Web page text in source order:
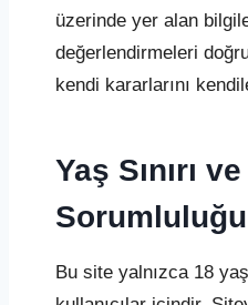
üzerinde yer alan
değerlendirmeleri
kendi kararlarını
Yaş Sınırı
Sorumluluğu
Bu site yalnızca 18